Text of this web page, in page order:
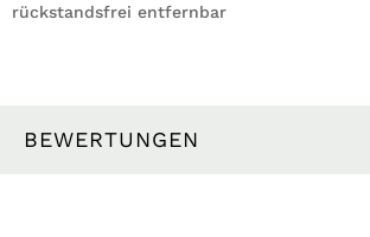
rückstandsfrei entfernbar
BEWERTUNGEN